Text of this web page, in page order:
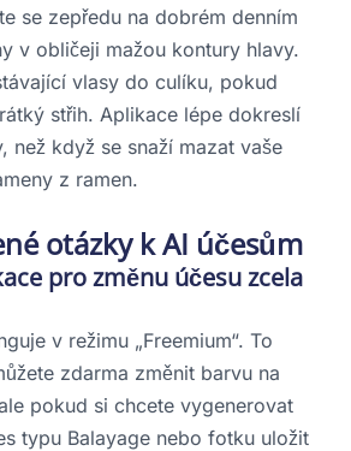
se zepředu na dobrém denním
v obličeji mažou kontury hlavy.
vlasy do culíku, pokud
střih. Aplikace lépe dokreslí
než když se snaží mazat vaše
z ramen.
otázky k AI účesům
pro změnu účesu zcela
v režimu „Freemium“. To
zdarma změnit barvu na
pokud si chcete vygenerovat
typu Balayage nebo fotku uložit